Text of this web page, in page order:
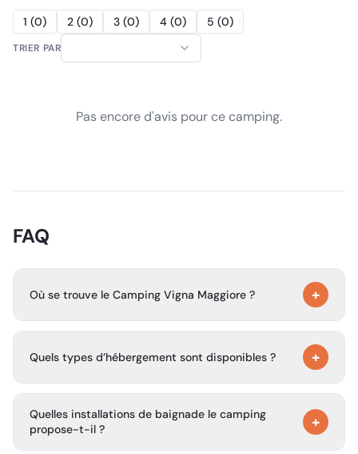
1 (0) 2 (0) 3 (0) 4 (0) 5 (0)
TRIER PAR
Pas encore d'avis pour ce camping.
FAQ
Où se trouve le Camping Vigna Maggiore ? +
dans le golfe du Valinco, à quelques minutes de
Quels types d’hébergement sont disponibles ? +
dans le maquis, ainsi que des bungalows modernes et
spacieux et des lodges de style glamping.
Quelles installations de baignade le camping
propose-t-il ?
+